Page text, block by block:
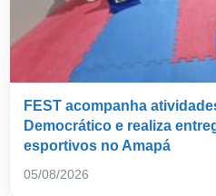
FEST acompanha
Democrático e realiza
esportivos no Amapá
05/08/2026